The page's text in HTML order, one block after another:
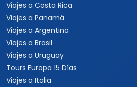
Viajes a Costa Rica
Viajes a Panamá
Viajes a Argentina
Viajes a Brasil
Viajes a Uruguay
Tours Europa 15 Días
Viajes a Italia